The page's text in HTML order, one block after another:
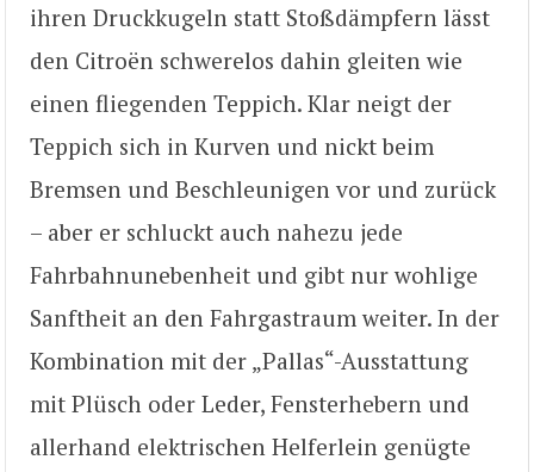
ihren Druckkugeln statt Stoßdämpfern lässt
den Citroën schwerelos dahin gleiten wie
einen fliegenden Teppich. Klar neigt der
Teppich sich in Kurven und nickt beim
Bremsen und Beschleunigen vor und zurück
– aber er schluckt auch nahezu jede
Fahrbahnunebenheit und gibt nur wohlige
Sanftheit an den Fahrgastraum weiter. In der
Kombination mit der „Pallas“-Ausstattung
mit Plüsch oder Leder, Fensterhebern und
allerhand elektrischen Helferlein genügte